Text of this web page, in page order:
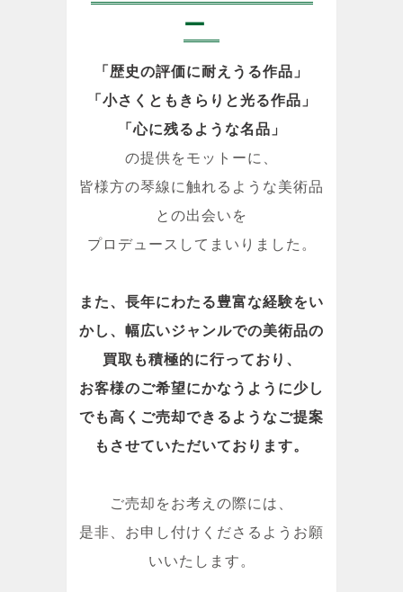
ー
「歴史の評価に耐えうる作品」
「小さくともきらりと光る作品」
「心に残るような名品」
の提供をモットーに、
皆様方の琴線に触れるような美術品
との出会いを
プロデュースしてまいりました。
また、長年にわたる豊富な経験をい
かし、幅広いジャンルでの美術品の
買取も積極的に行っており、
お客様のご希望にかなうように少し
でも高くご売却できるようなご提案
もさせていただいております。
ご売却をお考えの際には、
是非、お申し付けくださるようお願
いいたします。